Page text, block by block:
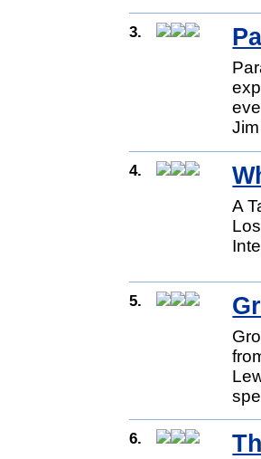
3.
4.
A
5.
6.